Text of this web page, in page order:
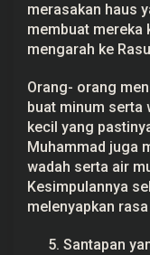
merasakan haus
membuat mereka
mengarah ke
Orang- orang
buat minum serta
kecil yang
Muhammad juga
wadah serta air
Kesimpulannya
melenyapkan
Santapan